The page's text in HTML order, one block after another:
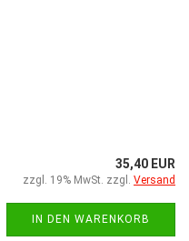
35,40 EUR
zzgl. 19% MwSt. zzgl. Versand
IN DEN WARENKORB